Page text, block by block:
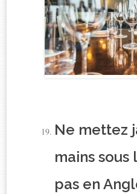
Ne mettez
mains
pas en